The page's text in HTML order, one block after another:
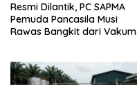
Resmi Dilantik, PC SAPMA
Pemuda Pancasila Musi
Rawas Bangkit dari Vakum